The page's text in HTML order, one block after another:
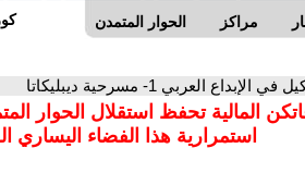
الحوار المتمدن مراكز
الإبداع العربي 1- مسرحية ديبليكاتا
المالية تحفظ استقلال الحوار
استمرارية هذا الفضاء اليساري